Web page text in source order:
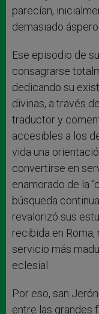
parecían,
demasiado
Ese episodio de
consagrarse
dedicando su
divinas, a través
traductor y
accesibles a los
vida una
convertirse en
enamorado de la
búsqueda
revalorizó sus
recibida en Roma,
servicio más
eclesial.
Por eso, san
entre las grandes